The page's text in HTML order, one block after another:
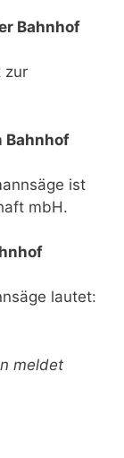
Bahnhof
zur
Bahnhof
ist
mbH.
lautet:
meldet